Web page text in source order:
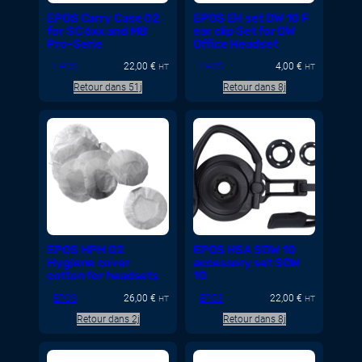
EPOS Carry Case 02
for SC 6xx and MB
Pro-Serie
EPOS 22,00 € HT
Retour dans 51j
EPOS EH set DW 10 F
ear clip Set for DW
Office Headset
EPOS 4,00 € HT
Retour dans 8j
EPOS HPH 02
Hygiene cover
cotton for headsets
EPOS 26,00 € HT
Retour dans 2j
EPOS HSA SDW 10
accessory set SDW
10
EPOS 22,00 € HT
Retour dans 8j